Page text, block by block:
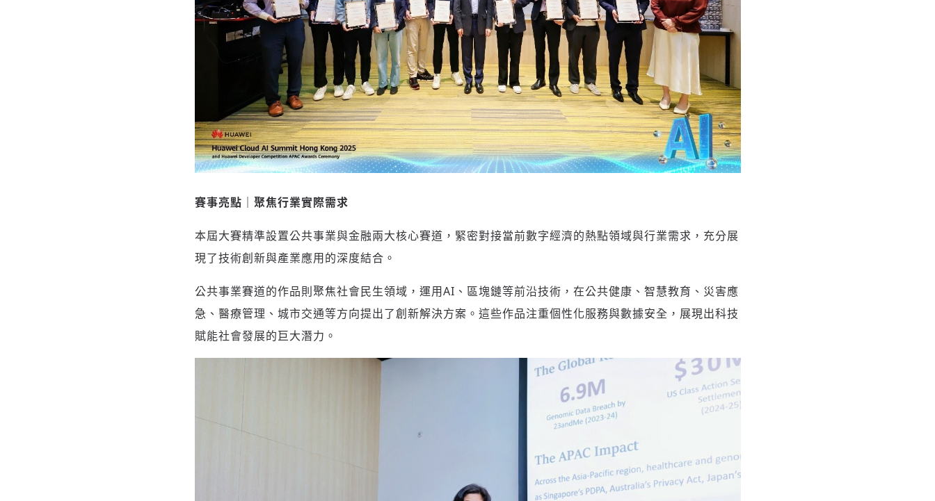
賽事亮點｜聚焦行業實際需求
本屆大賽精準設置公共事業與金融兩大核心賽道，緊密對接當前數字經濟的熱點領域與行業需求，充分展
現了技術創新與產業應用的深度結合。
公共事業賽道的作品則聚焦社會民生領域，運用AI、區塊鏈等前沿技術，在公共健康、智慧教育、災害應
急、醫療管理、城市交通等方向提出了創新解決方案。這些作品注重個性化服務與數據安全，展現出科技
賦能社會發展的巨大潛力。